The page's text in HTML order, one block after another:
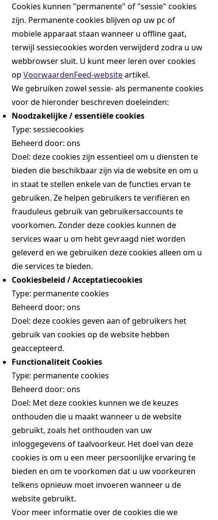
Cookies kunnen "permanente" of "sessie" cookies
zijn. Permanente cookies blijven op uw pc of
mobiele apparaat staan ​​wanneer u offline gaat,
terwijl sessiecookies worden verwijderd zodra u uw
webbrowser sluit. U kunt meer leren over cookies
op VoorwaardenFeed-websiteartikel.
We gebruiken zowel sessie- als permanente cookies
voor de hieronder beschreven doeleinden:
Noodzakelijke / essentiële cookies
Type: sessiecookies
Beheerd door: ons
Doel: deze cookies zijn essentieel om u diensten te
bieden die beschikbaar zijn via de website en om u
in staat te stellen enkele van de functies ervan te
gebruiken. Ze helpen gebruikers te verifiëren en
frauduleus gebruik van gebruikersaccounts te
voorkomen. Zonder deze cookies kunnen de
services waar u om hebt gevraagd niet worden
geleverd en we gebruiken deze cookies alleen om u
die services te bieden.
Cookiesbeleid / Acceptatiecookies
Type: permanente cookies
Beheerd door: ons
Doel: deze cookies geven aan of gebruikers het
gebruik van cookies op de website hebben
geaccepteerd.
Functionaliteit Cookies
Type: permanente cookies
Beheerd door: ons
Doel: Met deze cookies kunnen we de keuzes
onthouden die u maakt wanneer u de website
gebruikt, zoals het onthouden van uw
inloggegevens of taalvoorkeur. Het doel van deze
cookies is om u een meer persoonlijke ervaring te
bieden en om te voorkomen dat u uw voorkeuren
telkens opnieuw moet invoeren wanneer u de
website gebruikt.
Voor meer informatie over de cookies die we